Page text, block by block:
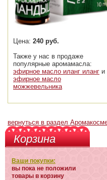
Цена: 240 руб.
Также у нас в продаже
популярные аромамасла:
эфирное масло иланг иланг и
эфирное масло
можжевельника
вернуться в раздел
Корзина
Ваши покупки:
вы пока не положили
товары в корзину